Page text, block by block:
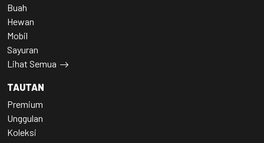
Buah
Hewan
Mobil
Sayuran
Lihat Semua
TAUTAN
Premium
Unggulan
Koleksi